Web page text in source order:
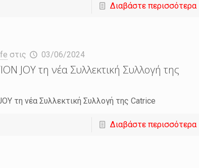
Διαβάστε περισσότερα
στις 03/06/2024
JOY τη νέα Συλλεκτική Συλλογή της
τη νέα Συλλεκτική Συλλογή της Catrice
Διαβάστε περισσότερα